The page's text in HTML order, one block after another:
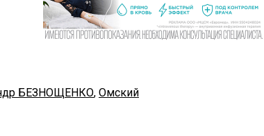
БЕЗНОЩЕНКО, Омский